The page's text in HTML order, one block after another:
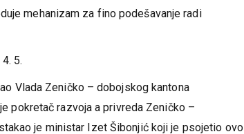
mehanizam za fino podešavanje radi
5.
Vlada Zeničko – dobojskog kantona
pokretač razvoja a privreda Zeničko –
je ministar Izet Šibonjić koji je psojetio ovo